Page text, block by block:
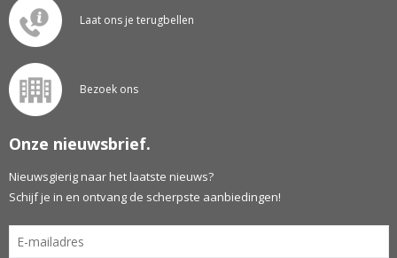
Laat ons je terugbellen
Bezoek ons
Onze nieuwsbrief.
Nieuwsgierig naar het laatste nieuws?
Schijf je in en ontvang de scherpste aanbiedingen!